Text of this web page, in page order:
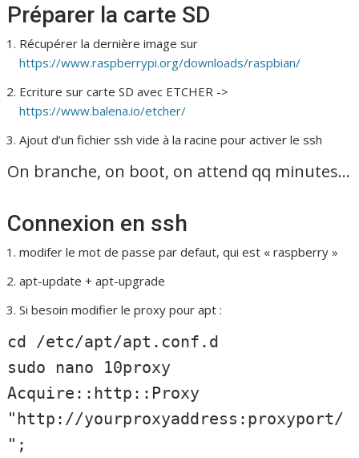
Préparer la carte SD
Récupérer la dernière image sur
https://www.raspberrypi.org/downloads/raspbian/
Ecriture sur carte SD avec ETCHER ->
https://www.balena.io/etcher/
Ajout d’un fichier ssh vide à la racine pour activer le ssh
On branche, on boot, on attend qq minutes…
Connexion en ssh
modifer le mot de passe par defaut, qui est « raspberry »
apt-update + apt-upgrade
Si besoin modifier le proxy pour apt :
cd /etc/apt/apt.conf.d
sudo nano 10proxy
Acquire::http::Proxy
"http://yourproxyaddress:proxyport/
";